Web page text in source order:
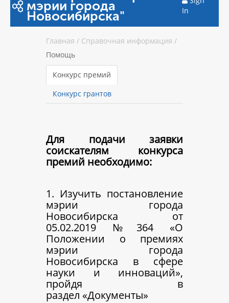
мэрии города
Новосибирска"
In
Главная / Справочная информация /
Помощь
Конкурс премий
Конкурс грантов
Для подачи заявки
соискателям конкурса
премий необходимо:
1. Изучить постановление
мэрии города
Новосибирска от
05.02.2019 №364 «О
Положении о премиях
мэрии города
Новосибирска в сфере
науки и инноваций»,
пройдя в
раздел «Документы»